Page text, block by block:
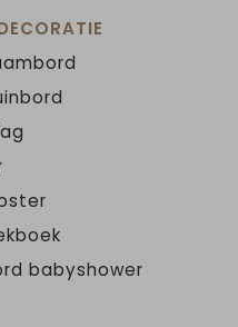
babyshower